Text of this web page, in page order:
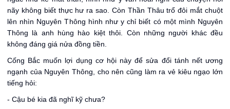
nãy không biết thực hư ra sao. Còn Thần Thâu trổ đôi mắt chuột
lên nhìn Nguyên Thông hình như y chỉ biết có một mình Nguyên
Thông là anh hùng hào kiệt thôi. Còn những người khác đều
không đáng giá nửa đồng tiền.
Cống Bắc muốn lợi dụng cơ hội này để sửa đổi tánh nết ương
ngạnh của Nguyên Thông, cho nên cũng làm ra vẻ kiêu ngạo lớn
tiếng hỏi:
- Cậu bé kia đã nghĩ kỹ chưa?